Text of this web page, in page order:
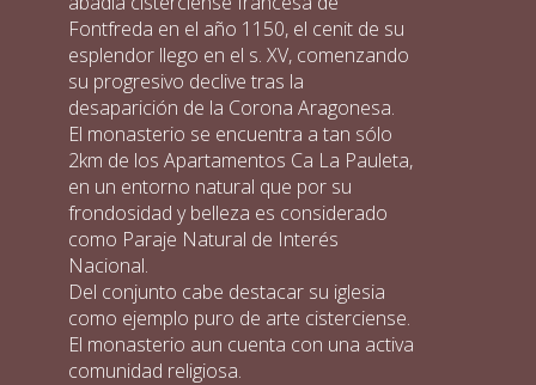
Fontfreda en el año 1150, el cenit de su
esplendor llego en el s. XV, comenzando
su progresivo declive tras la
desaparición de la Corona Aragonesa.
El monasterio se encuentra a tan sólo
2km de los Apartamentos Ca La Pauleta,
en un entorno natural que por su
frondosidad y belleza es considerado
como Paraje Natural de Interés
Nacional.
Del conjunto cabe destacar su iglesia
como ejemplo puro de arte cisterciense.
El monasterio aun cuenta con una activa
comunidad religiosa.